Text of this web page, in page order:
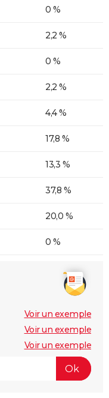
0 %
2,2 %
0 %
2,2 %
4,4 %
17,8 %
13,3 %
37,8 %
20,0 %
0 %
Voir un exemple
Voir un exemple
Voir un exemple